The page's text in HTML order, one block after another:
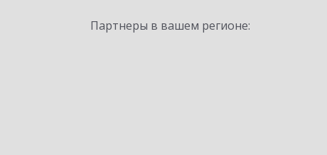
Партнеры в вашем регионе: